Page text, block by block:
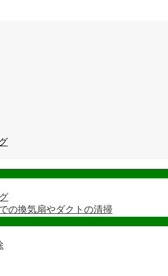
の換気扇やダクトの清掃